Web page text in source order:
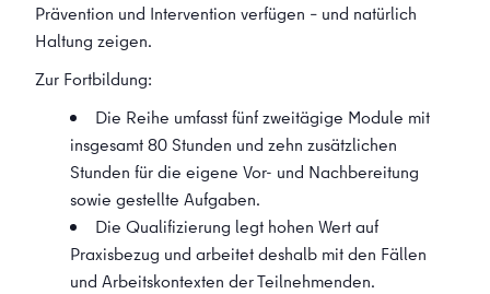
Prävention und Intervention verfügen – und natürlich
Haltung zeigen.
Zur Fortbildung:
Die Reihe umfasst fünf zweitägige Module mit
insgesamt 80 Stunden und zehn zusätzlichen
Stunden für die eigene Vor- und Nachbereitung
sowie gestellte Aufgaben.
Die Qualifizierung legt hohen Wert auf
Praxisbezug und arbeitet deshalb mit den Fällen
und Arbeitskontexten der Teilnehmenden.